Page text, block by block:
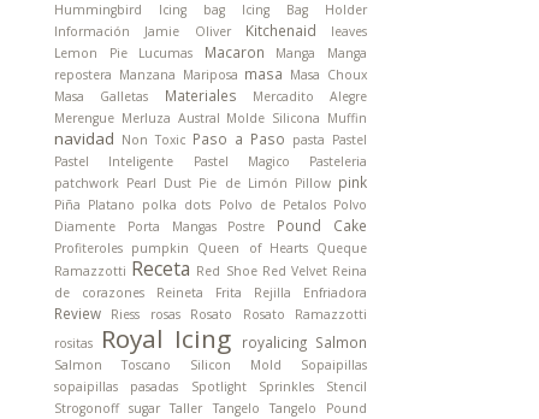
Hummingbird
Icing bag
Icing Bag Holder
Información
Jamie Oliver Kitchenaid
leaves
Lemon Pie
Lucumas Macaron Manga
Manga
repostera Manzana Mariposa masa Masa Choux
Masa Galletas
Materiales
Mercadito Alegre
Merengue Merluza Austral Molde Silicona Muffin
navidad Non Toxic Paso a Paso pasta Pastel
Pastel Inteligente
Pastel Magico
Pasteleria
patchwork Pearl Dust Pie de Limón Pillow pink
Piña Platano polka dots Polvo de Petalos Polvo
Diamente
Porta Mangas Postre Pound Cake
Profiteroles pumpkin Queen of Hearts Queque
Ramazzotti Receta Red Shoe Red Velvet Reina
de corazones
Reineta Frita Rejilla Enfriadora
Review Riess rosas Rosato
Rosato Ramazzotti
rositas
Royal Icing royalicing Salmon
Salmon Toscano Silicon Mold
Sopaipillas
sopaipillas pasadas
Spotlight Sprinkles
Stencil
Strogonoff sugar Taller Tangelo
Tangelo Pound